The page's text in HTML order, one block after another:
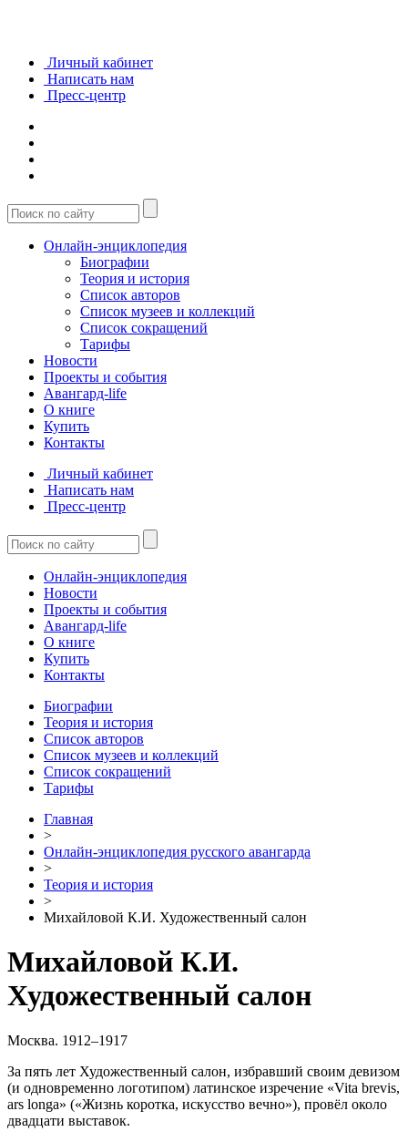
Личный кабинет
Написать нам
Пресс-центр
Онлайн-энциклопедия
Биографии
Теория и история
Список авторов
Список музеев и коллекций
Список сокращений
Тарифы
Новости
Проекты и события
Авангард-life
О книге
Купить
Контакты
Личный кабинет
Написать нам
Пресс-центр
Онлайн-энциклопедия
Новости
Проекты и события
Авангард-life
О книге
Купить
Контакты
Биографии
Теория и история
Список авторов
Список музеев и коллекций
Список сокращений
Тарифы
Главная
>
Онлайн-энциклопедия русского авангарда
>
Теория и история
>
Михайловой К.И. Художественный салон
Михайловой К.И.
Художественный салон
Москва. 1912–1917
За пять лет Художественный салон, избравший своим девизом
(и одновременно логотипом) латинское изречение «Vita brevis,
ars longa» («Жизнь коротка, искусство вечно»), провёл около
двадцати выставок.